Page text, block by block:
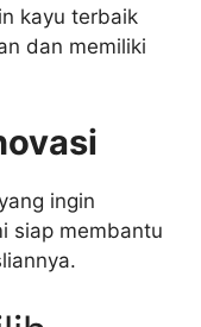
kayu terbaik
dan memiliki
ingin
siap membantu